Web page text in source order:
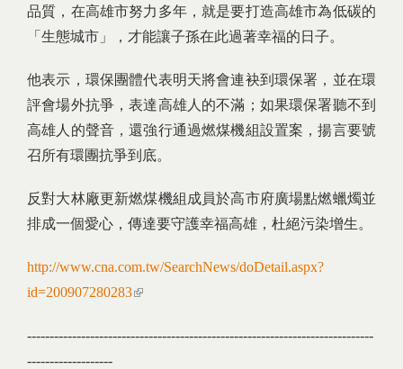
品質，在高雄市努力多年，就是要打造高雄市為低碳的
「生態城市」，才能讓子孫在此過著幸福的日子。
他表示，環保團體代表明天將會連袂到環保署，並在環
評會場外抗爭，表達高雄人的不滿；如果環保署聽不到
高雄人的聲音，還強行通過燃煤機組設置案，揚言要號
召所有環團抗爭到底。
反對大林廠更新燃煤機組成員於高市府廣場點燃蠟燭並
排成一個愛心，傳達要守護幸福高雄，杜絕污染增生。
http://www.cna.com.tw/SearchNews/doDetail.aspx?
id=200907280283(link is external)
-----------------------------------------------------------------------------
-------------------